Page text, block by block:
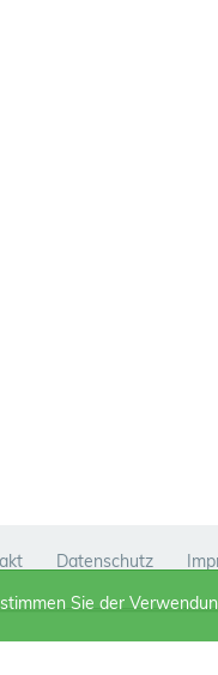
Datenschutz
Sie der